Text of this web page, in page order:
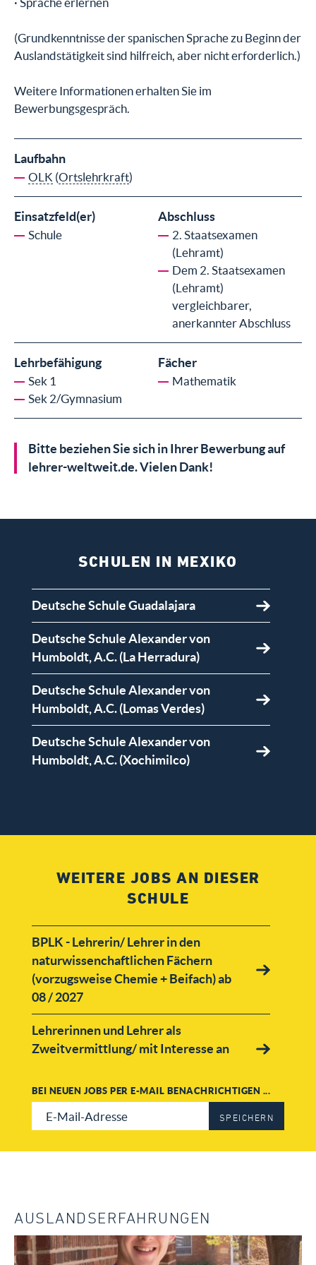
(Grundkenntnisse der spanischen Sprache zu Beginn der
Auslandstätigkeit sind hilfreich, aber nicht erforderlich.)
Weitere Informationen erhalten Sie im
Bewerbungsgespräch.
Laufbahn
OLK (Ortslehrkraft)
Einsatzfeld(er)
Schule
Abschluss
2. Staatsexamen
(Lehramt)
Dem 2. Staatsexamen
(Lehramt)
vergleichbarer,
anerkannter Abschluss
Lehrbefähigung
Sek 1
Sek 2/Gymnasium
Fächer
Mathematik
Bitte beziehen Sie sich in Ihrer Bewerbung auf
lehrer-weltweit.de. Vielen Dank!
SCHULEN IN MEXIKO
Deutsche Schule Guadalajara
Deutsche Schule Alexander von
Humboldt, A.C. (La Herradura)
Deutsche Schule Alexander von
Humboldt, A.C. (Lomas Verdes)
Deutsche Schule Alexander von
Humboldt, A.C. (Xochimilco)
WEITERE JOBS AN DIESER
SCHULE
BPLK - Lehrerin/ Lehrer in den
naturwissenchaftlichen Fächern
(vorzugsweise Chemie + Beifach) ab
08 / 2027
Lehrerinnen und Lehrer als
Zweitvermittlung/ mit Interesse an
Lehrerin/ Lehrer in der
Sekundarstufe und/ oder Oberstufe
Physik für 08/2027
Fächern (und/oder) Deutsch (DaF/
DaM), Mathe, Sachunterricht
BEI NEUEN JOBS PER E-MAIL BENACHRICHTIGEN ...
SPEICHERN
AUSLANDSERFAHRUNGEN